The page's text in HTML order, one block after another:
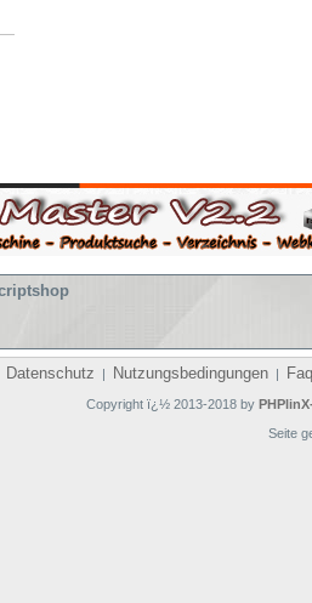
Datenschutz | Nutzungsbedingungen | Faq
Copyright ï¿½ 2013-2018 by
Seite